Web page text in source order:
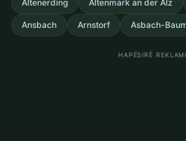
Altenerding Altenmark an der Alz
Ansbach Arnstorf Asbach-
HAPËSIRË